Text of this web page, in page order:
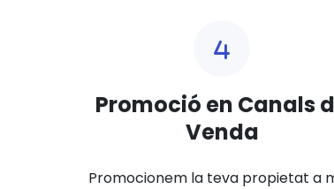
Promoció en Canals
Venda
Promocionem la teva propietat a